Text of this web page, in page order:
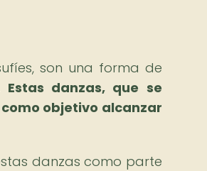
son una forma de
Estas danzas, que se
objetivo alcanzar
danzas como parte